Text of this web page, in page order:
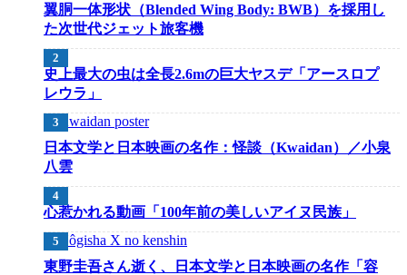
翼胴一体形状（Blended Wing Body: BWB）を採用し
た次世代ジェット旅客機
史上最大の虫は全長2.6mの巨大ヤスデ「アースロプ
レウラ」
日本文学と日本映画の名作：怪談（Kwaidan）／小泉
八雲
心惹かれる動画「100年前の美しいアイヌ民族」
東野圭吾さん逝く、日本文学と日本映画の名作「容